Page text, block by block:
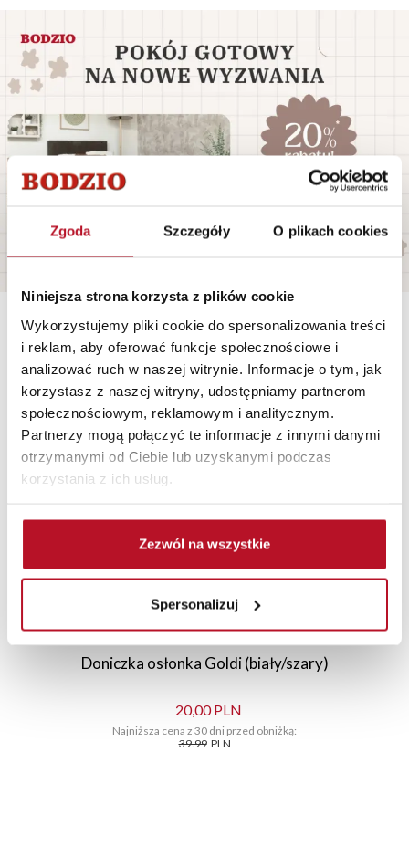
Zgoda Szczegóły O plikach cookies
Niniejsza strona korzysta z plików cookie
Wykorzystujemy pliki cookie do spersonalizowania treści
i reklam, aby oferować funkcje społecznościowe i
analizować ruch w naszej witrynie. Informacje o tym, jak
korzystasz z naszej witryny, udostępniamy partnerom
społecznościowym, reklamowym i analitycznym.
Partnerzy mogą połączyć te informacje z innymi danymi
otrzymanymi od Ciebie lub uzyskanymi podczas
korzystania z ich usług.
Zezwól na wszystkie
Spersonalizuj
Polecane Nowości Promocje
Doniczka osłonka Goldi (biały/szary)
20,00 PLN
Najniższa cena z 30 dni przed obniżką:
39.99 PLN